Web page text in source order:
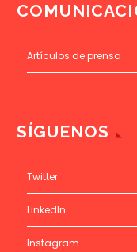
Artículos de prensa
SÍGUENOS
Twitter
LinkedIn
Instagram